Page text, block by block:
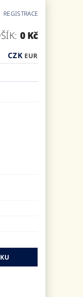
REGISTRACE
CZK EUR
0 Kč